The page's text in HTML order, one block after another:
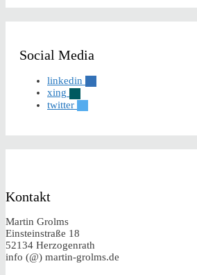
Social Media
linkedin
xing
twitter
Kontakt
Martin Grolms
Einsteinstraße 18
52134 Herzogenrath
info (@) martin-grolms.de